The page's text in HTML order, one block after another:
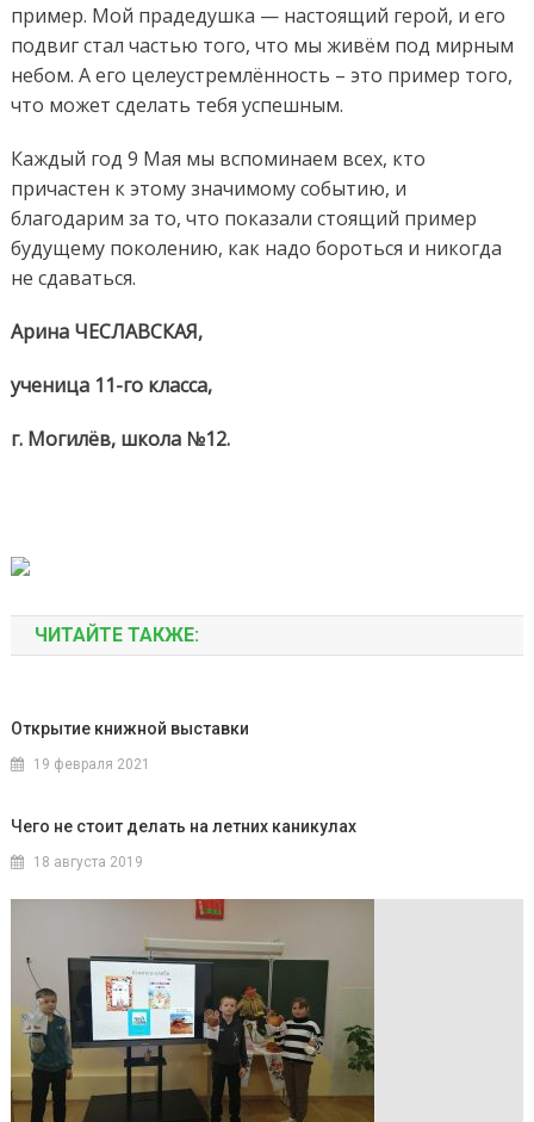
пример. Мой прадедушка — настоящий герой, и его
подвиг стал частью того, что мы живём под мирным
небом. А его целеустремлённость – это пример того,
что может сделать тебя успешным.
Каждый год 9 Мая мы вспоминаем всех, кто
причастен к этому значимому событию, и
благодарим за то, что показали стоящий пример
будущему поколению, как надо бороться и никогда
не сдаваться.
Арина ЧЕСЛАВСКАЯ,
ученица 11-го класса,
г. Могилёв, школа №12.
ЧИТАЙТЕ ТАКЖЕ:
Открытие книжной выставки
19 февраля 2021
Чего не стоит делать на летних каникулах
18 августа 2019